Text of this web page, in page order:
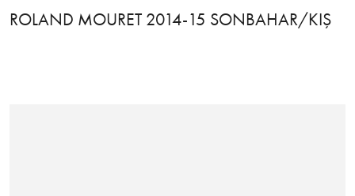
ROLAND MOURET 2014-15 SONBAHAR/KIŞ